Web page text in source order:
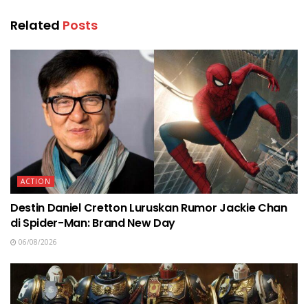
Related Posts
ACTION
Destin Daniel Cretton Luruskan Rumor Jackie Chan
di Spider-Man: Brand New Day
06/08/2026